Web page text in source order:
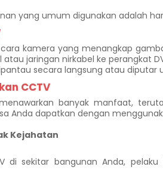
yang umum digunakan adalah
kamera yang menangkap
jaringan nirkabel ke perangkat
secara langsung atau diputar
CCTV
banyak manfaat,
Anda dapatkan dengan
Kejahatan
di sekitar bangunan Anda,